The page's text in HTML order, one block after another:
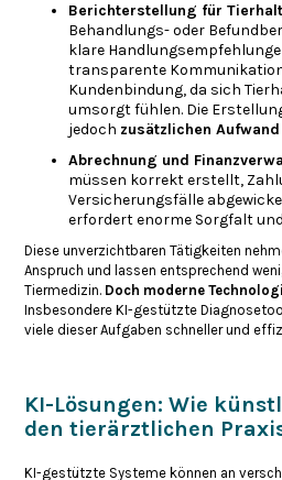
Berichterstellung für
Behandlungs- oder
klare
transparente
Kundenbindung, da sich
umsorgt fühlen. Die
jedoch zusätzlichen Aufwand
Abrechnung und
müssen korrekt erstellt,
Versicherungsfälle
erfordert enorme Sorgfalt und
Diese unverzichtbaren Tätigkeiten
Anspruch und lassen entsprechend
Tiermedizin. Doch moderne
Insbesondere KI-gestützte
viele dieser Aufgaben schneller und
KI-Lösungen: Wie
den tierärztlichen
KI-gestützte Systeme können an